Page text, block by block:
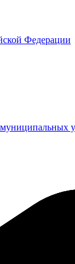
Федерации